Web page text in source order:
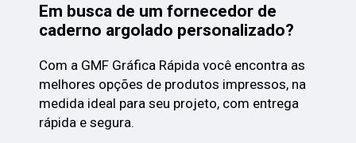
Em busca de um fornecedor de
caderno argolado personalizado?
Com a GMF Gráfica Rápida você encontra as
melhores opções de produtos impressos, na
medida ideal para seu projeto, com entrega
rápida e segura.